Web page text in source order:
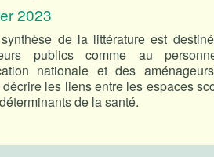
2023
de la littérature est
publics comme au
nationale et des
les liens entre les espaces
de la santé.